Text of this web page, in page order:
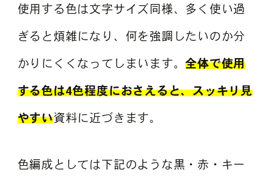
使用する色は文字サイズ同様、多く使い過
ぎると煩雑になり、何を強調したいのか分
かりにくくなってしまいます。全体で使用
する色は4色程度におさえると、スッキリ見
やすい資料に近づきます。
色編成としては下記のような黒・赤・キー